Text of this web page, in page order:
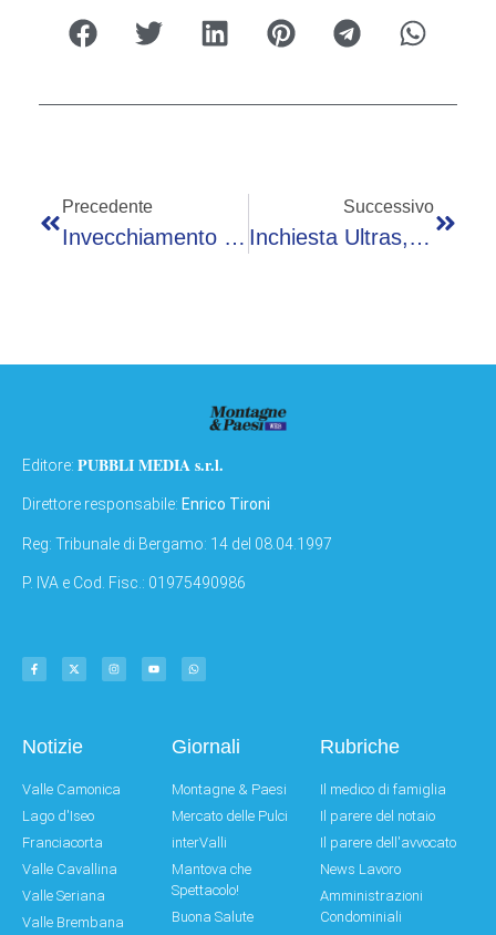
Precedente
Invecchiamento E Cronicità, Cricelli (Simg): “Salute Donne Sarà Banco Di Prova Ssn”
Successivo
Inchiesta Ultras, Ferdico: “Coinvolto In Omicidio Boiocchi Per Una Maglietta Di Bastoni”
Editore: PUBBLI MEDIA s.r.l.
Direttore responsabile: Enrico Tironi
Reg: Tribunale di Bergamo: 14 del 08.04.1997
P. IVA e Cod. Fisc.: 01975490986
Notizie
Valle Camonica
Lago d'Iseo
Franciacorta
Valle Cavallina
Valle Seriana
Valle Brembana
Giornali
Montagne & Paesi
Mercato delle Pulci
interValli
Mantova che
Spettacolo!
Buona Salute
Rubriche
Il medico di famiglia
Il parere del notaio
Il parere dell'avvocato
News Lavoro
Amministrazioni
Condominiali